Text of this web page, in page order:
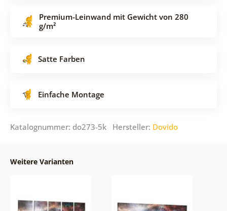
Premium-Leinwand mit Gewicht von 280
g/m²
Satte Farben
Einfache Montage
Katalognummer: do273-5k Hersteller: Dovido
Weitere Varianten